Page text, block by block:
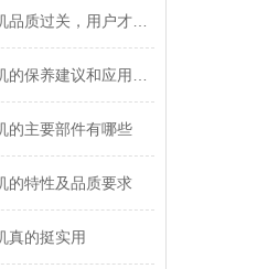
的主要部件有哪些
的特性及品质要求
真的挺实用